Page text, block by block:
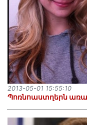
Պոռնոաստղերն
2013-05-01 15:55:10